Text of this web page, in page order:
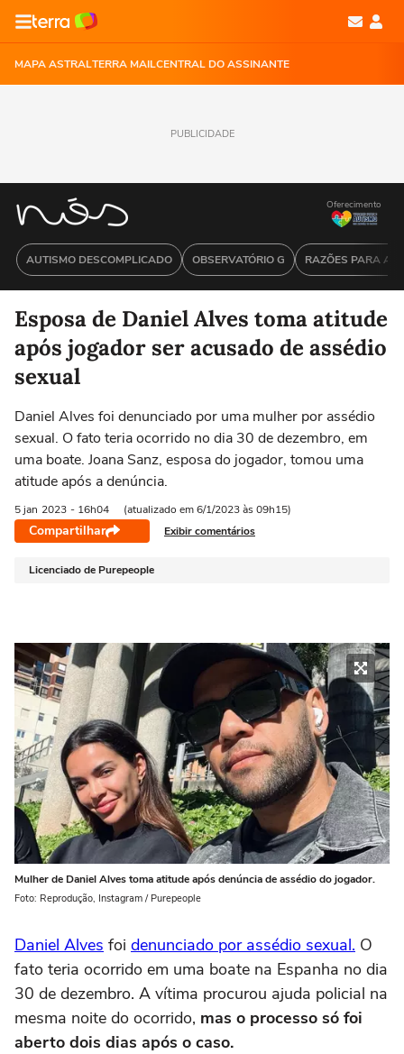
MAPA ASTRALTERRA MAILCENTRAL DO ASSINANTE
PUBLICIDADE
AUTISMO DESCOMPLICADO OBSERVATÓRIO G RAZÕES PARA
Oferecimento
Esposa de Daniel Alves toma atitude
após jogador ser acusado de assédio
sexual
Daniel Alves foi denunciado por uma mulher por assédio
sexual. O fato teria ocorrido no dia 30 de dezembro, em
uma boate. Joana Sanz, esposa do jogador, tomou uma
atitude após a denúncia.
5 jan 2023 - 16h04 (atualizado em 6/1/2023 às 09h15)
Compartilhar Exibir comentários
Licenciado de Purepeople
Mulher de Daniel Alves toma atitude após denúncia de assédio do jogador.
Foto: Reprodução, Instagram / Purepeople
Daniel Alves foi denunciado por assédio sexual. O
fato teria ocorrido em uma boate na Espanha no dia
30 de dezembro. A vítima procurou ajuda policial na
mesma noite do ocorrido, mas o processo só foi
aberto dois dias após o caso.